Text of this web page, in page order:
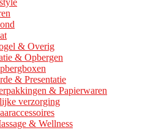
& Overig
& Opbergen
& Presentatie
& Papierwaren
verzorging
& Wellness